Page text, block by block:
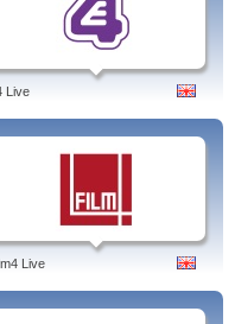
Live
Live